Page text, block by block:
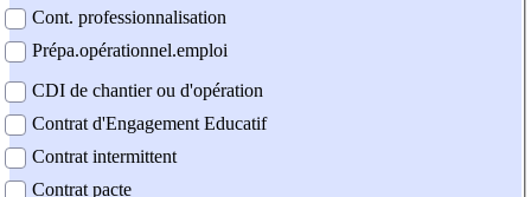
Cont. professionnalisation
Prépa.opérationnel.emploi
CDI de chantier ou d'opération
Contrat d'Engagement Educatif
Contrat intermittent
Contrat pacte